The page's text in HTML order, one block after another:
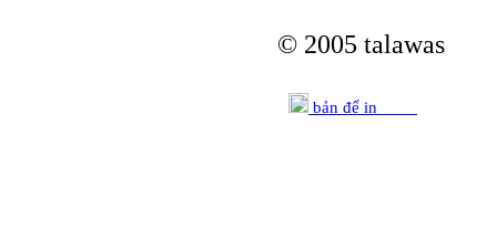
© 2005 talawas
bản để in